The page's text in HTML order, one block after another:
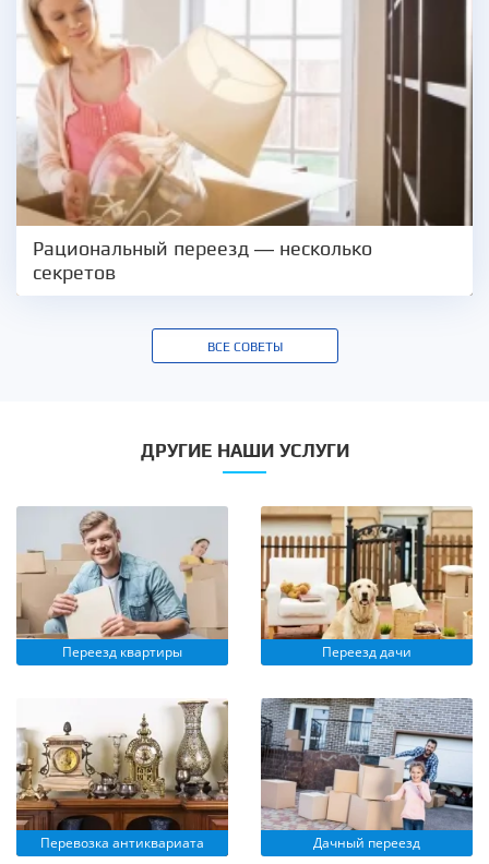
Рациональный переезд — несколько
секретов
ВСЕ СОВЕТЫ
ДРУГИЕ НАШИ УСЛУГИ
Переезд квартиры Переезд дачи
Перевозка антиквариата Дачный переезд